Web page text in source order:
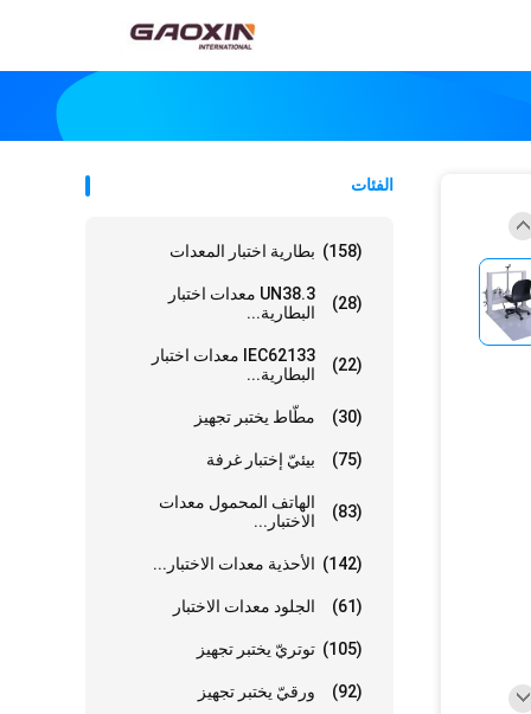
الفئات
بطارية اختبار المعدات (158)
UN38.3 معدات اختبار
البطارية...
(28)
IEC62133 معدات اختبار
البطارية...
(22)
مطّاط يختبر تجهيز (30)
بيئيّ إختبار غرفة (75)
الهاتف المحمول معدات
الاختبار...
(83)
الأحذية معدات الاختبار... (142)
الجلود معدات الاختبار (61)
توتريّ يختبر تجهيز (105)
ورقيّ يختبر تجهيز (92)